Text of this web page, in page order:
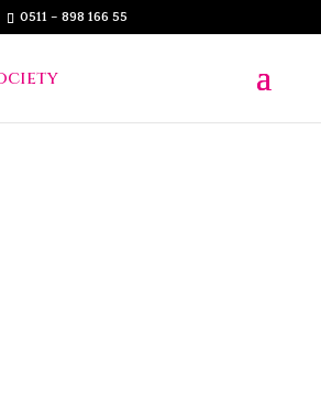
0511 – 898 166 55